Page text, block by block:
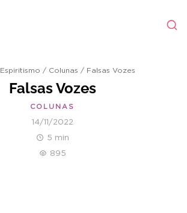
Espiritismo / Colunas / Falsas Vozes
Falsas Vozes
COLUNAS
14/11/2022
5 min
895